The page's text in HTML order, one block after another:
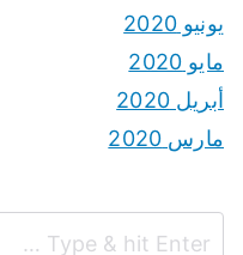
يونيو 2020
مايو 2020
أبريل 2020
مارس 2020